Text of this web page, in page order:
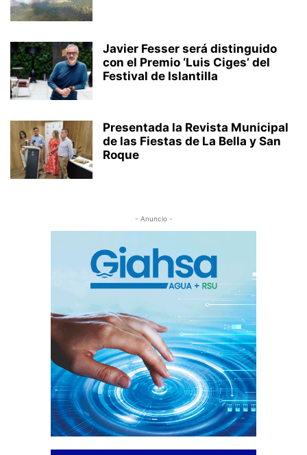
Javier Fesser será distinguido
con el Premio ‘Luis Ciges’ del
Festival de Islantilla
Presentada la Revista Municipal
de las Fiestas de La Bella y San
Roque
- Anuncio -